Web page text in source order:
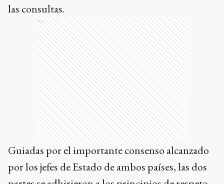
las consultas.
Ads
Guiadas por el importante consenso alcanzado
por los jefes de Estado de ambos países, las dos